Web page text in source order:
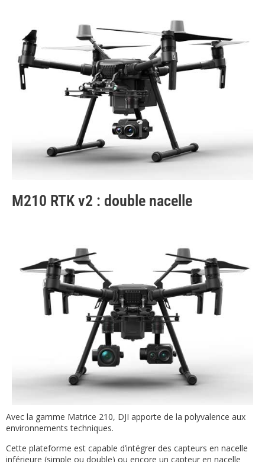
M210 RTK v2 : double nacelle
Avec la gamme Matrice 210, DJI apporte de la polyvalence aux
environnements techniques.
Cette plateforme est capable d’intégrer des capteurs en nacelle
inférieure (simple ou double) ou encore un capteur en nacelle